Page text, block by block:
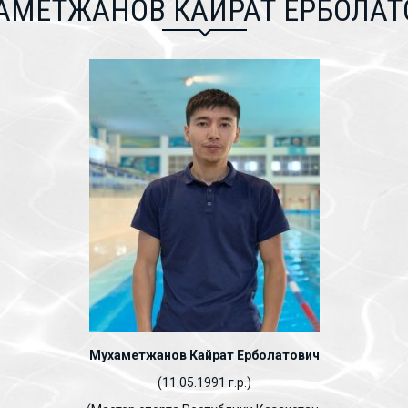
КАЙРАТ
Мухаметжанов Кайрат Ерболатович
(11.05.1991 г.р.)